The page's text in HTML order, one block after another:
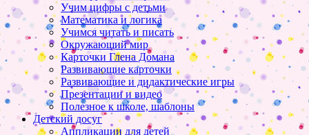
Учим цифры с детьми
Математика и логика
Учимся читать и писать
Окружающий мир
Карточки Глена Домана
Развивающие карточки
Развивающие и дидактические игры
Презентации и видео
Полезное к школе, шаблоны
Детский досуг
Аппликации для детей